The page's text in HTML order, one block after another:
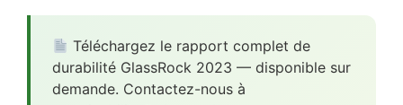
Téléchargez le rapport complet de
durabilité GlassRock 2023 — disponible sur
demande. Contactez-nous à